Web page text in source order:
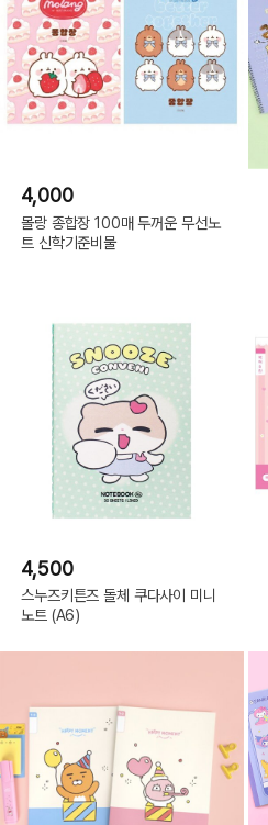
4,000
몰랑 종합장 100매 두꺼운 무선노
트 신학기준비물
4,500
스누즈키튼즈 돌체 쿠다사이 미니
노트 (A6)